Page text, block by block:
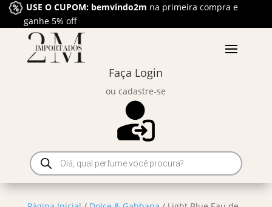
USE O CUPOM: bemvindo2m na primeira compra e
ganhe 5% off
Faça Login
ou cadastre-se
Pesquisar
produtos